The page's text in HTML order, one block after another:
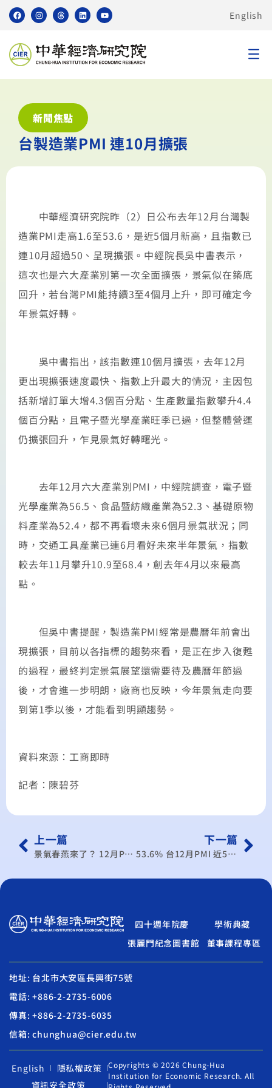
English
新聞焦點
台製造業PMI 連10月擴張
中華經濟研究院昨（2）日公布去年12月台灣製
造業PMI走高1.6至53.6，是近5個月新高，且指數已
連10月超過50、呈現擴張。中經院長吳中書表示，
這次也是六大產業別第一次全面擴張，景氣似在築底
回升，若台灣PMI能持續3至4個月上升，即可確定今
年景氣好轉。
吳中書指出，該指數連10個月擴張，去年12月
更出現擴張速度最快、指數上升最大的情況，主因包
括新增訂單大增4.3個百分點、生產數量指數攀升4.4
個百分點，且電子暨光學產業旺季已過，但整體營運
仍擴張回升，乍見景氣好轉曙光。
去年12月六大產業別PMI，中經院調查，電子暨
光學產業為56.5、食品暨紡織產業為52.3、基礎原物
料產業為52.4，都不再看壞未來6個月景氣狀況；同
時，交通工具產業已連6月看好未來半年景氣，指數
較去年11月攀升10.9至68.4，創去年4月以來最高
點。
但吳中書提醒，製造業PMI經常是農曆年前會出
現擴張，目前以各指標的趨勢來看，是正在步入復甦
的過程，最終判定景氣展望還需要待及農曆年節過
後，才會進一步明朗，廠商也反映，今年景氣走向要
到第1季以後，才能看到明顯趨勢。
資料來源：工商即時
記者：陳碧芬
上一篇
景氣春燕來了？ 12月PMI指數上升1.6
下一篇
53.6% 台12月PMI 近5月增速最快
四十週年院慶
學術典藏
張麗門紀念圖書館
董事課程專區
地址: 台北市大安區長興街75號
電話: +886-2-2735-6006
傳真: +886-2-2735-6035
信箱: chunghua@cier.edu.tw
English
隱私權政策
資訊安全政策
Copyrights © 2026 Chung-Hua
Institution for Economic Research. All